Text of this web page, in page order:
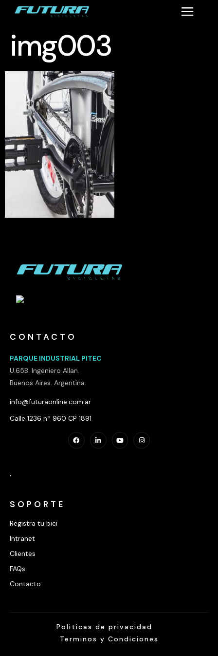
img003
CONTACTO
PARQUE INDUSTRIAL PITEC
U.65B. Ingeniero Allan.
Buenos Aires. Argentina.
info@futuraonline.com.ar
Calle 1236 nº 960 CP 1891
.
SOPORTE
Registra tu bici
Intranet
Clientes
FAQs
Contacto
Politicas de privacidad
Terminos y Condiciones